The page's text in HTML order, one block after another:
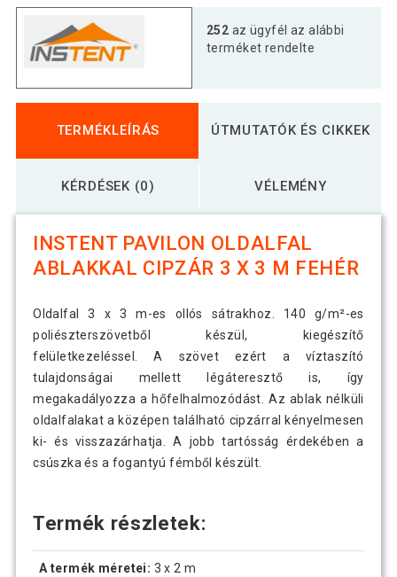
252 az ügyfél az alábbi
terméket rendelte
TERMÉKLEÍRÁS ÚTMUTATÓK ÉS CIKKEK
KÉRDÉSEK (0) VÉLEMÉNY
INSTENT PAVILON OLDALFAL
ABLAKKAL CIPZÁR 3 X 3 M FEHÉR
Oldalfal 3 x 3 m-es ollós sátrakhoz. 140 g/m²-es
poliészterszövetből készül, kiegészítő
felületkezeléssel. A szövet ezért a víztaszító
tulajdonságai mellett légáteresztő is, így
megakadályozza a hőfelhalmozódást. Az ablak nélküli
oldalfalakat a középen található cipzárral kényelmesen
ki- és visszazárhatja. A jobb tartósság érdekében a
csúszka és a fogantyú fémből készült.
Termék részletek:
A termék méretei: 3 x 2 m